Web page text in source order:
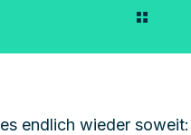
endlich wieder